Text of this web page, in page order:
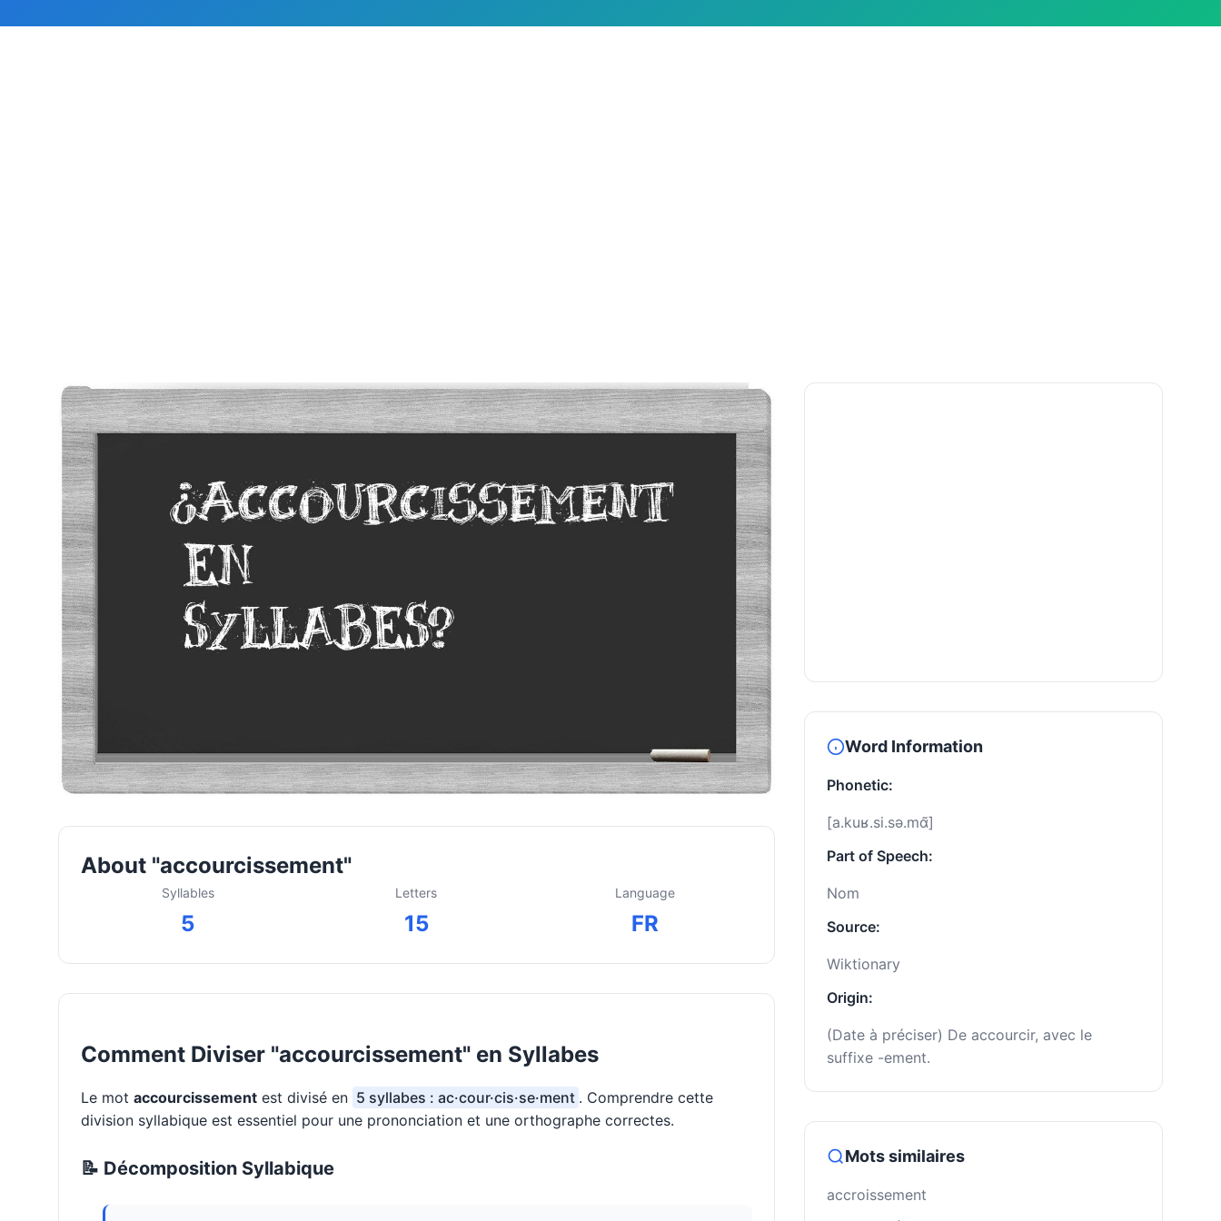
About "accourcissement"
Syllables
5
Letters
15
Language
FR
Comment Diviser "accourcissement" en Syllabes
Le mot accourcissement est divisé en 5 syllabes : ac·cour·cis·se·ment . Comprendre cette
division syllabique est essentiel pour une prononciation et une orthographe correctes.
📝 Décomposition Syllabique
Word Information
Phonetic:
[a.kuʁ.si.sə.mɑ̃]
Part of Speech:
Nom
Source:
Wiktionary
Origin:
(Date à préciser) De accourcir, avec le
suffixe -ement.
Mots similaires
accroissement